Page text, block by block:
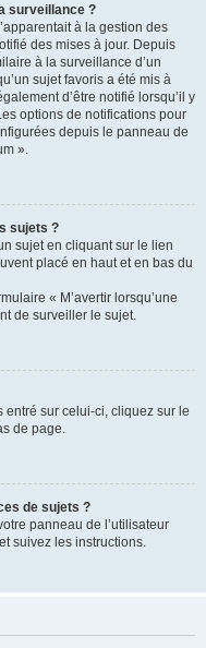
surveillance ?
à la gestion des
des mises à jour. Depuis
à la surveillance d’un
sujet favoris a été mis à
d’être notifié lorsqu’il y
options de notifications pour
depuis le panneau de
».
sujets ?
sujet en cliquant sur le lien
placé en haut et en bas du
« M’avertir lorsqu’une
de surveiller le sujet.
entré sur celui-ci, cliquez sur le
de page.
de sujets ?
panneau de l’utilisateur
suivez les instructions.